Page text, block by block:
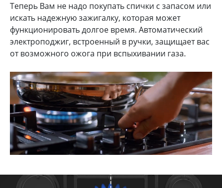
Теперь Вам не надо покупать спички с запасом или
искать надежную зажигалку, которая может
функционировать долгое время. Автоматический
электроподжиг, встроенный в ручки, защищает вас
от возможного ожога при вспыхивании газа.